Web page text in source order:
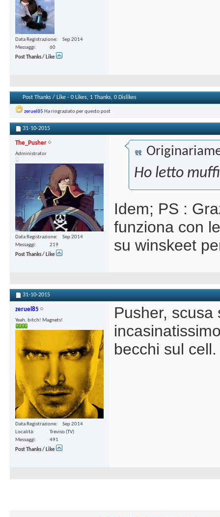
Data Registrazione
Sep 2014
Messaggi
60
Post Thanks / Like
Post Thanks / Like - 0 Likes, 1 Thanks, 0 Dislikes
zeruel85 Ha ringraziato per questo post
31-10-2015
The_Pusher
Administrator
Data Registrazione
Sep 2014
Messaggi
219
Post Thanks / Like
Ho letto
Idem; PS :
funziona con
su winskeet
31-10-2015
zeruel85
Yeah, bitch! Magnets!
Data Registrazione
Sep 2014
Località
Treviso (TV)
Messaggi
491
Post Thanks / Like
Pusher,
becchi sul